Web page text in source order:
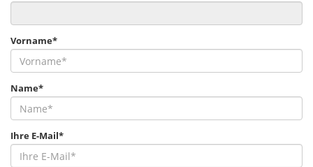
Vorname*
Name*
Ihre E-Mail*